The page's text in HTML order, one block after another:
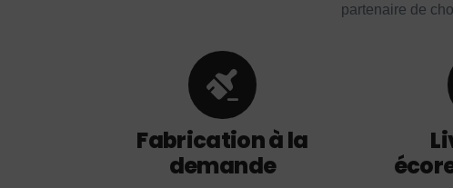
partenaire de
Fabrication à la
demande